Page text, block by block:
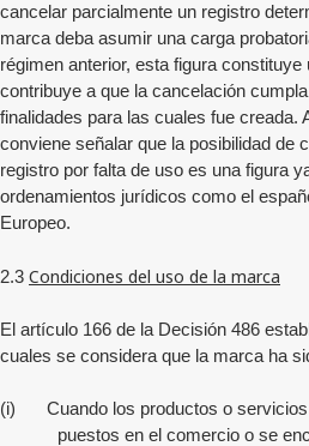
cancelar parcialmente un registro
marca deba asumir una carga
régimen anterior, esta figura constituye
contribuye a que la cancelación
finalidades para las cuales fue creada.
conviene señalar que la posibilidad de
registro por falta de uso es una figura
ordenamientos jurídicos como el
Europeo.
2.3 Condiciones del uso de la marca
El artículo 166 de la Decisión 486
cuales se considera que la marca ha
(i)
Cuando los productos o
puestos en el comercio o se